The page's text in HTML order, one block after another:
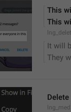
This
This
It will
They
Delete